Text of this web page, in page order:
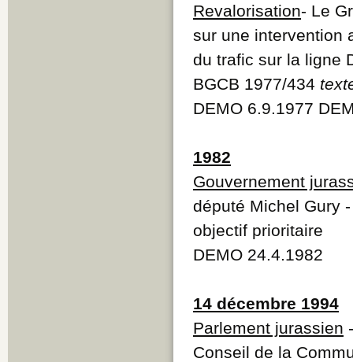
Revalorisation- Le
sur une intervention
du trafic sur la ligne
BGCB 1977/434
DEMO 6.9.1977
1982
Gouvernement
député Michel Gury
objectif prioritaire
DEMO 24.4.1982
14 décembre 1994
Parlement jurassien
Conseil de la